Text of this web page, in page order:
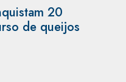
20
de queijos